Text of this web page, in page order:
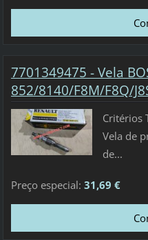
7701349475 - Vela
852/8140/F8M/F8Q/
Critérios
Vela de
de...
Preço especial: 31,69 €